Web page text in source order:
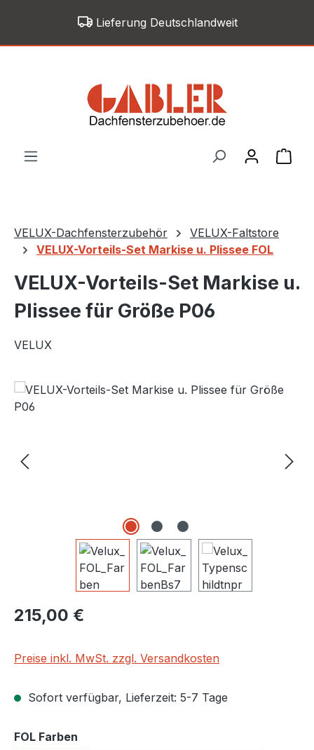
Zum Hauptinhalt springenLieferung Deutschlandweit
VELUX-Dachfensterzubehör
VELUX-Faltstore
VELUX-Vorteils-Set Markise u. Plissee FOL
VELUX-Vorteils-Set Markise u.
Plissee für Größe P06
VELUX
Bildergalerie überspringen
Regulärer Preis:
215,00 €
Preise inkl. MwSt. zzgl. Versandkosten
Sofort verfügbar, Lieferzeit: 5-7 Tage
FOL Farben